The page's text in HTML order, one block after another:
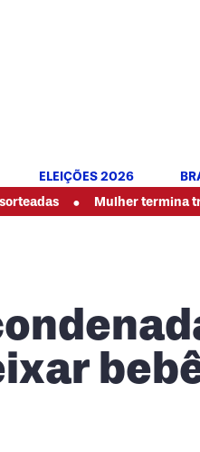
ELEIÇÕES 2026
• Mulher termina trisal,